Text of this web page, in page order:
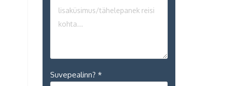
Suvepealinn? *